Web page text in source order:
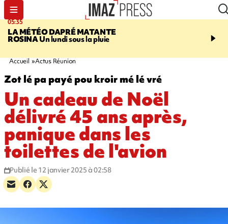
05:35
LA MÉTÉO DAPRÉ MATANTE
ROSINAUn lundi sous la pluie
07:47
ses deux enfants
Accueil Actus Réunion
Zot lé pa payé pou kroir mé lé vré
Un cadeau de Noël
délivré 45 ans après,
panique dans les
toilettes de l'avion
Publié le 12 janvier 2025 à 02:58